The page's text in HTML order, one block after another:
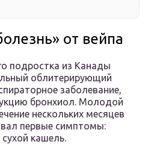
от вейпа
подростка из Канады
облитерирующий
заболевание,
бронхиол. Молодой
нескольких месяцев
первые симптомы:
кашель.